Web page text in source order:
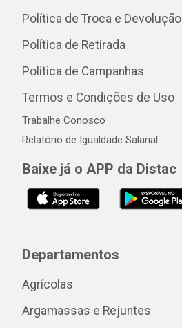
Política de Troca e Devolução
Política de Retirada
Política de Campanhas
Termos e Condições de Uso
Trabalhe Conosco
Relatório de Igualdade Salarial
Baixe já o APP da Distac
Departamentos
Agrícolas
Argamassas e Rejuntes